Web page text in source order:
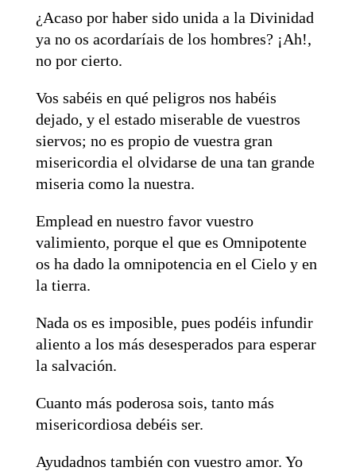
¿Acaso por haber sido unida a la Divinidad
ya no os acordaríais de los hombres? ¡Ah!,
no por cierto.
Vos sabéis en qué peligros nos habéis
dejado, y el estado miserable de vuestros
siervos; no es propio de vuestra gran
misericordia el olvidarse de una tan grande
miseria como la nuestra.
Emplead en nuestro favor vuestro
valimiento, porque el que es Omnipotente
os ha dado la omnipotencia en el Cielo y en
la tierra.
Nada os es imposible, pues podéis infundir
aliento a los más desesperados para esperar
la salvación.
Cuanto más poderosa sois, tanto más
misericordiosa debéis ser.
Ayudadnos también con vuestro amor. Yo